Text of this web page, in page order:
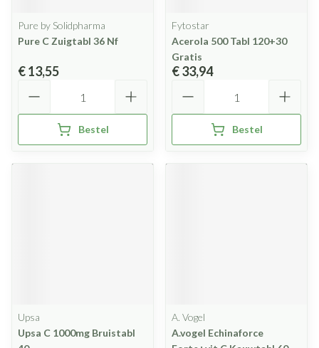
Pure by Solidpharma
Pure C Zuigtabl 36 Nf
€ 13,55
Bestel
Fytostar
Acerola 500 Tabl 120+30
Gratis
€ 33,94
Bestel
Upsa
Upsa C 1000mg Bruistabl
A. Vogel
A.vogel Echinaforce